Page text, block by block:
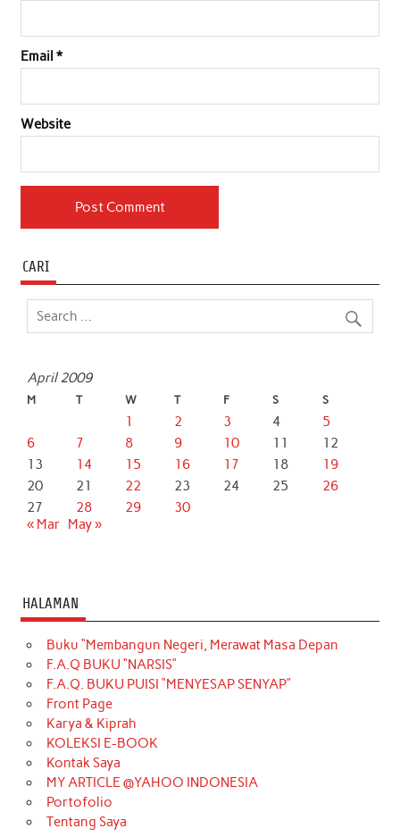
Email *
Website
CARI
April 2009
M T W T F S S
1 2 3 4
5
6
7 8 9 10 11
12
13
14 15 16 17 18
19
20
21 22 23 24 25
26
27
28 29
30
« Mar May »
HALAMAN
Buku “Membangun Negeri, Merawat Masa Depan
F.A.Q BUKU “NARSIS”
F.A.Q. BUKU PUISI “MENYESAP SENYAP”
Front Page
Karya & Kiprah
KOLEKSI E-BOOK
Kontak Saya
MY ARTICLE @YAHOO INDONESIA
Portofolio
Tentang Saya